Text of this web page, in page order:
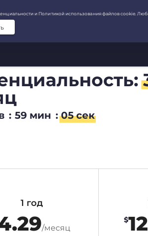
: 59 мин : 04сек
1 год
/месяц
$